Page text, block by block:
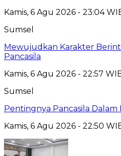
Kamis, 6 Agu 2026 - 23:04
Sumsel
Mewujudkan Karakter
Pancasila
Kamis, 6 Agu 2026 - 22:57
Sumsel
Pentingnya Pancasila
Kamis, 6 Agu 2026 - 22:50